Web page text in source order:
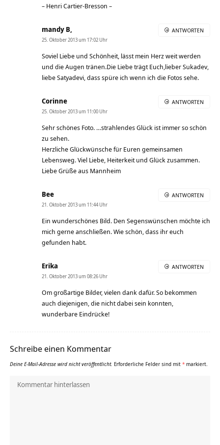
– Henri Cartier-Bresson –
mandy B,
25. Oktober 2013 um 17:02 Uhr
Soviel Liebe und Schönheit, lässt mein Herz weit werden
und die Augen tränen.Die Liebe trägt Euch,lieber Sukadev,
liebe Satyadevi, dass spüre ich wenn ich die Fotos sehe.
ANTWORTEN
Corinne
25. Oktober 2013 um 11:00 Uhr
Sehr schönes Foto. …strahlendes Glück ist immer so schön
zu sehen.
Herzliche Glückwünsche für Euren gemeinsamen
Lebensweg. Viel Liebe, Heiterkeit und Glück zusammen.
Liebe Grüße aus Mannheim
ANTWORTEN
Bee
21. Oktober 2013 um 11:44 Uhr
Ein wunderschönes Bild. Den Segenswünschen möchte ich
mich gerne anschließen. Wie schön, dass ihr euch
gefunden habt.
ANTWORTEN
Erika
21. Oktober 2013 um 08:26 Uhr
Om großartige Bilder, vielen dank dafür. So bekommen
auch diejenigen, die nicht dabei sein konnten,
wunderbare Eindrücke!
ANTWORTEN
Schreibe einen Kommentar
Deine E-Mail-Adresse wird nicht veröffentlicht. Erforderliche Felder sind mit * markiert.